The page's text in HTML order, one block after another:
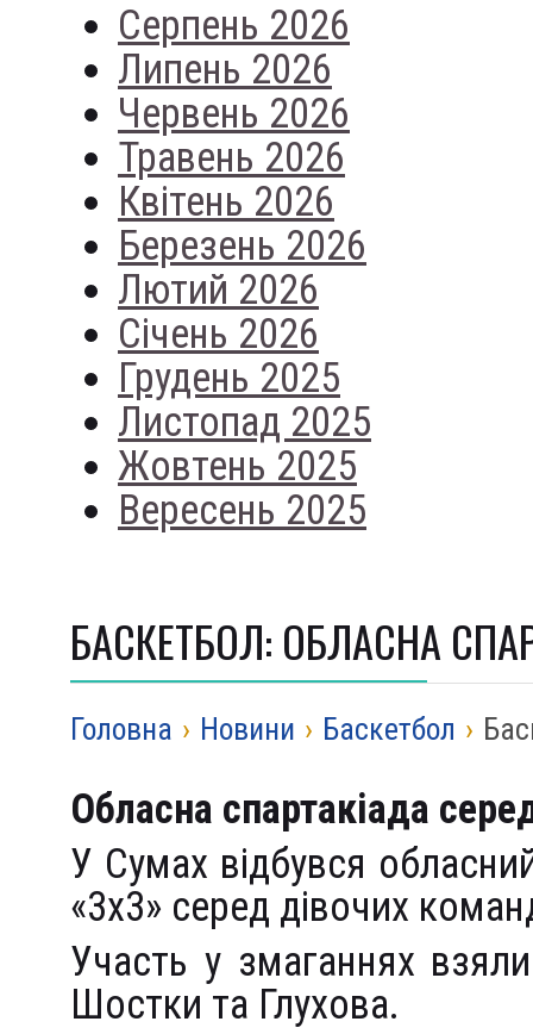
Серпень 2026
Липень 2026
Червень 2026
Травень 2026
Квітень 2026
Березень 2026
Лютий 2026
Січень 2026
Грудень 2025
Листопад 2025
Жовтень 2025
Вересень 2025
БАСКЕТБОЛ: ОБЛАСНА
Головна › Новини › Баскетбол ›
Обласна спартакіада
У Сумах відбувся
«3х3» серед дівочих
Участь у змаганнях
Шостки та Глухова.